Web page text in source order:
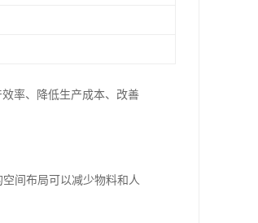
率、降低生产成本、改善
间布局可以减少物料和人